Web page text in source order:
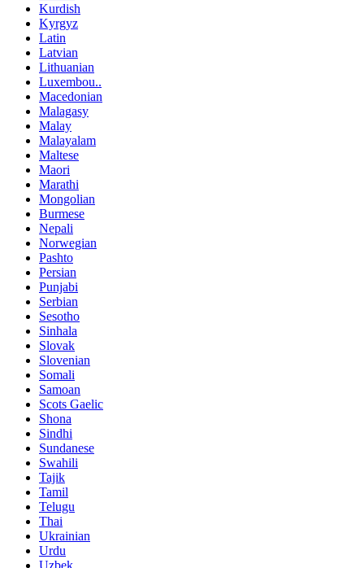
Kurdish
Kyrgyz
Latin
Latvian
Lithuanian
Luxembou..
Macedonian
Malagasy
Malay
Malayalam
Maltese
Maori
Marathi
Mongolian
Burmese
Nepali
Norwegian
Pashto
Persian
Punjabi
Serbian
Sesotho
Sinhala
Slovak
Slovenian
Somali
Samoan
Scots Gaelic
Shona
Sindhi
Sundanese
Swahili
Tajik
Tamil
Telugu
Thai
Ukrainian
Urdu
Uzbek